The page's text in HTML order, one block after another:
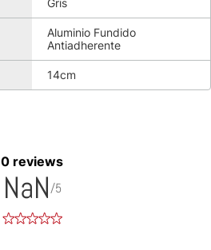
Gris
Aluminio Fundido
Antiadherente
14cm
0 reviews
NaN/5